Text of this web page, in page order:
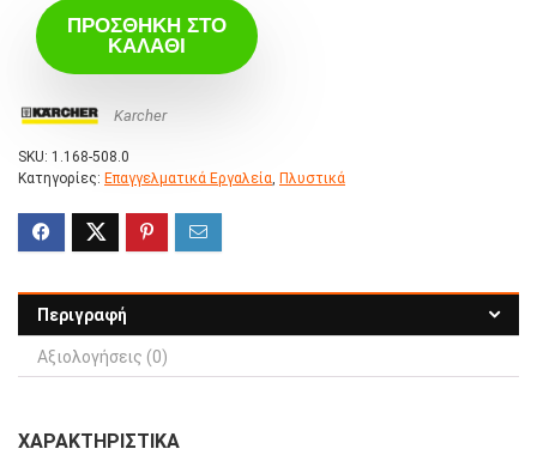
450,00 €.
είναι:
359,99 €.
ΠΡΟΣΘΉΚΗ ΣΤΟ
ΚΑΛΆΘΙ
Karcher
SKU: 1.168-508.0
Κατηγορίες: Επαγγελματικά Εργαλεία Πλυστικά
Περιγραφή
Αξιολογήσεις (0)
ΧΑΡΑΚΤΗΡΙΣΤΙΚΑ